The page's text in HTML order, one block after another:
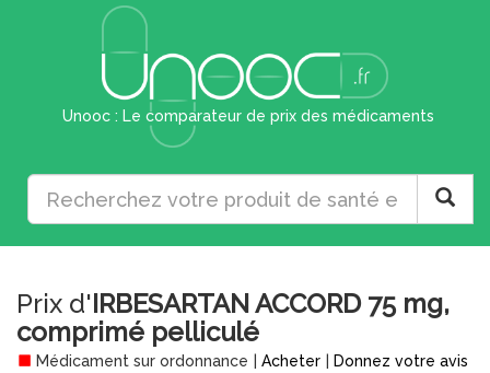
Unooc : Le comparateur de prix des médicaments
Prix d'IRBESARTAN ACCORD 75 mg,
comprimé pelliculé
Médicament sur ordonnance Acheter
Donnez votre avis